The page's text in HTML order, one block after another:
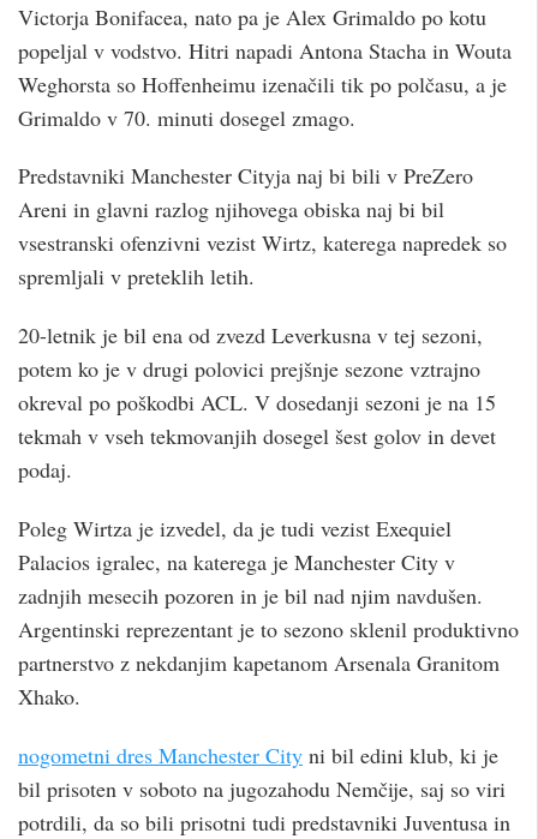
Victorja Bonifacea, nato pa je Alex Grimaldo po kotu
popeljal v vodstvo. Hitri napadi Antona Stacha in Wouta
Weghorsta so Hoffenheimu izenačili tik po polčasu, a je
Grimaldo v 70. minuti dosegel zmago.
Predstavniki Manchester Cityja naj bi bili v PreZero
Areni in glavni razlog njihovega obiska naj bi bil
vsestranski ofenzivni vezist Wirtz, katerega napredek so
spremljali v preteklih letih.
20-letnik je bil ena od zvezd Leverkusna v tej sezoni,
potem ko je v drugi polovici prejšnje sezone vztrajno
okreval po poškodbi ACL. V dosedanji sezoni je na 15
tekmah v vseh tekmovanjih dosegel šest golov in devet
podaj.
Poleg Wirtza je izvedel, da je tudi vezist Exequiel
Palacios igralec, na katerega je Manchester City v
zadnjih mesecih pozoren in je bil nad njim navdušen.
Argentinski reprezentant je to sezono sklenil produktivno
partnerstvo z nekdanjim kapetanom Arsenala Granitom
Xhako.
nogometni dres Manchester City ni bil edini klub, ki je
bil prisoten v soboto na jugozahodu Nemčije, saj so viri
potrdili, da so bili prisotni tudi predstavniki Juventusa in